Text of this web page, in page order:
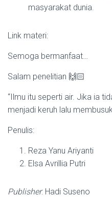
masyarakat dunia.
Link materi:
Semoga bermanfaat…
Salam penelitian 🙌🏻
“Ilmu itu seperti air. Jika ia
menjadi keruh lalu
Penulis:
Reza Yanu Ariyanti
Elsa Avrillia Putri
Publisher: Hadi Suseno